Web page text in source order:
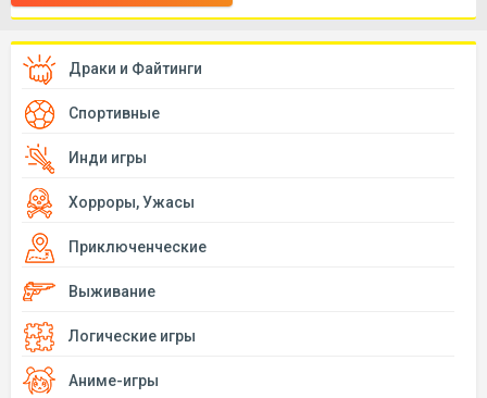
Драки и Файтинги
Спортивные
Инди игры
Хорроры, Ужасы
Приключенческие
Выживание
Логические игры
Аниме-игры